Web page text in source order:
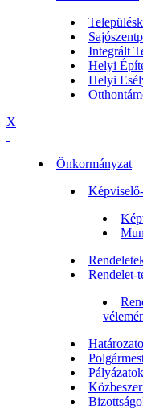
Integrált
Helyi
Helyi
X
Önkormányzat
Rendelet-
Pályázatok